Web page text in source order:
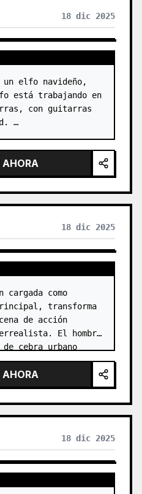
18 dic 2025
un elfo navideño,
está trabajando en
con guitarras
…
AHORA
18 dic 2025
como
transforma
de acción
El hombre
cebra urbano
portal dimensional
de él. …
AHORA
18 dic 2025